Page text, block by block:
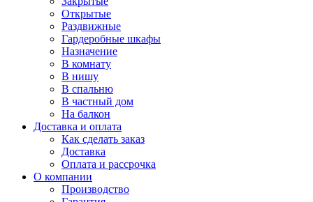
Открытые
Раздвижные
Гардеробные шкафы
Назначение
В комнату
В нишу
В спальню
В частный дом
На балкон
Доставка и оплата
Как сделать заказ
Доставка
Оплата и рассрочка
О компании
Производство